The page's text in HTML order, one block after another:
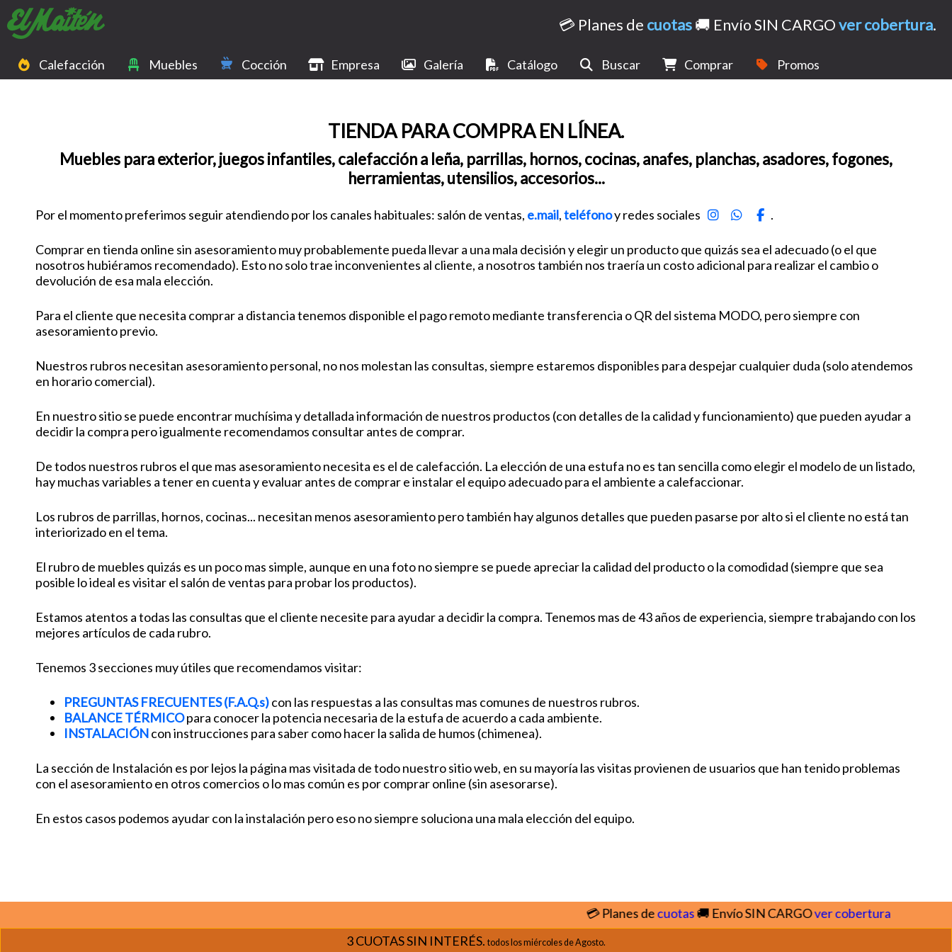
💳 Planes de cuotas🚚 Envío SIN CARGOver cobertura.
Calefacción Muebles Cocción Empresa Galería Catálogo Buscar Comprar Promos
TIENDA PARA COMPRA EN LÍNEA.
Muebles para exterior, juegos infantiles, calefacción a leña, parrillas, hornos, cocinas, anafes, planchas, asadores, fogones,
herramientas, utensilios, accesorios...
Por el momento preferimos seguir atendiendo por los canales habituales: salón de ventas, e.mail,teléfonoy redes sociales .
Comprar en tienda online sin asesoramiento muy probablemente pueda llevar a una mala decisión y elegir un producto que quizás sea el adecuado (o el que
nosotros hubiéramos recomendado). Esto no solo trae inconvenientes al cliente, a nosotros también nos traería un costo adicional para realizar el cambio o
devolución de esa mala elección.
Para el cliente que necesita comprar a distancia tenemos disponible el pago remoto mediante transferencia o QR del sistema MODO, pero siempre con
asesoramiento previo.
Nuestros rubros necesitan asesoramiento personal, no nos molestan las consultas, siempre estaremos disponibles para despejar cualquier duda (solo atendemos
en horario comercial).
En nuestro sitio se puede encontrar muchísima y detallada información de nuestros productos (con detalles de la calidad y funcionamiento) que pueden ayudar a
decidir la compra pero igualmente recomendamos consultar antes de comprar.
De todos nuestros rubros el que mas asesoramiento necesita es el de calefacción. La elección de una estufa no es tan sencilla como elegir el modelo de un listado,
hay muchas variables a tener en cuenta y evaluar antes de comprar e instalar el equipo adecuado para el ambiente a calefaccionar.
Los rubros de parrillas, hornos, cocinas... necesitan menos asesoramiento pero también hay algunos detalles que pueden pasarse por alto si el cliente no está tan
interiorizado en el tema.
El rubro de muebles quizás es un poco mas simple, aunque en una foto no siempre se puede apreciar la calidad del producto o la comodidad (siempre que sea
posible lo ideal es visitar el salón de ventas para probar los productos).
Estamos atentos a todas las consultas que el cliente necesite para ayudar a decidir la compra. Tenemos mas de 43 años de experiencia, siempre trabajando con los
mejores artículos de cada rubro.
Tenemos 3 secciones muy útiles que recomendamos visitar:
PREGUNTAS FRECUENTES (F.A.Q.s)con las respuestas a las consultas mas comunes de nuestros rubros.
BALANCE TÉRMICOpara conocer la potencia necesaria de la estufa de acuerdo a cada ambiente.
INSTALACIÓNcon instrucciones para saber como hacer la salida de humos (chimenea).
La sección de Instalación es por lejos la página mas visitada de todo nuestro sitio web, en su mayoría las visitas provienen de usuarios que han tenido problemas
con el asesoramiento en otros comercios o lo mas común es por comprar online (sin asesorarse).
En estos casos podemos ayudar con la instalación pero eso no siempre soluciona una mala elección del equipo.
💳 Planes decuotas🚚 Envío SIN CARGOver cobertura
3 CUOTAS SIN INTERÉS.todos los miércoles de Agosto.